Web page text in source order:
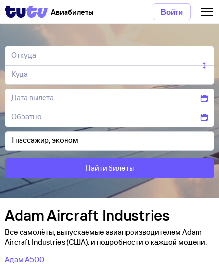
Авиабилеты Войти
Найти билеты
Adam Aircraft Industries
Все самолёты, выпускаемые авиапроизводителем Adam
Aircraft Industries (США), и подробности о каждой модели.
Адам A500